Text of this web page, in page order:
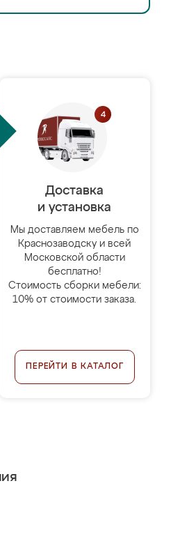
Доставка
и установка
Мы доставляем мебель по
Краснозаводску и всей
Московской области
бесплатно!
Стоимость сборки мебели:
10% от стоимости заказа.
ПЕРЕЙТИ В КАТАЛОГ